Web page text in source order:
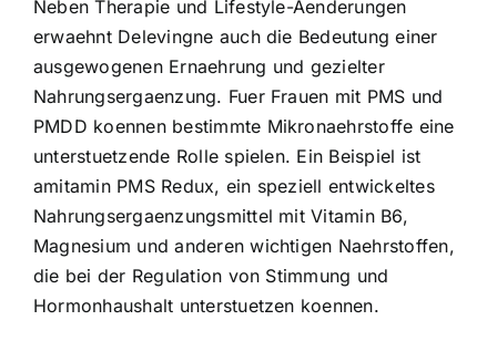
Neben Therapie und Lifestyle-Aenderungen
erwaehnt Delevingne auch die Bedeutung einer
ausgewogenen Ernaehrung und gezielter
Nahrungsergaenzung. Fuer Frauen mit PMS und
PMDD koennen bestimmte Mikronaehrstoffe eine
unterstuetzende Rolle spielen. Ein Beispiel ist
amitamin PMS Redux, ein speziell entwickeltes
Nahrungsergaenzungsmittel mit Vitamin B6,
Magnesium und anderen wichtigen Naehrstoffen,
die bei der Regulation von Stimmung und
Hormonhaushalt unterstuetzen koennen.